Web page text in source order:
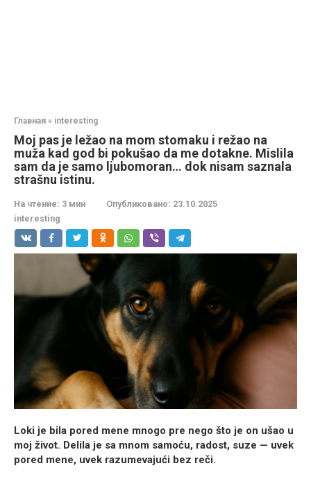
Главная » interesting
Moj pas je ležao na mom stomaku i režao na
muža kad god bi pokušao da me dotakne. Mislila
sam da je samo ljubomoran… dok nisam saznala
strašnu istinu.
На чтение: 3 мин Опубликовано: 23.10.2025
interesting
Loki je bila pored mene mnogo pre nego što je on ušao u
moj život. Delila je sa mnom samoću, radost, suze — uvek
pored mene, uvek razumevajući bez reči.